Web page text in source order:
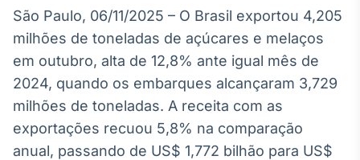
Energia
energia elétrica
no Brasil
Broadcast
White Label
Plataforma para
São Paulo, 06/11/2025 – O Brasil exportou 4,205
milhões de toneladas de açúcares e melaços
em outubro, alta de 12,8% ante igual mês de
2024, quando os embarques alcançaram 3,729
milhões de toneladas. A receita com as
exportações recuou 5,8% na comparação
anual, passando de US$ 1,772 bilhão para US$